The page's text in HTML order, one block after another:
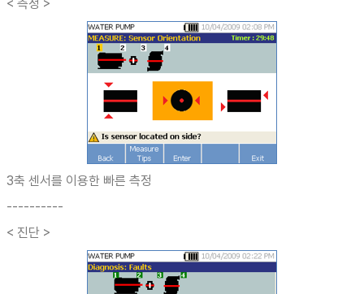
< 측정 >
3축 센서를 이용한 빠른 측정
----------
< 진단 >